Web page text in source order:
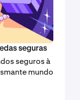
seguras
seguros à
mundo